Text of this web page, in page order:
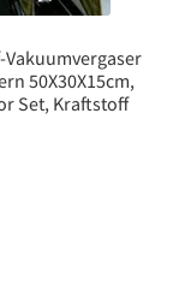
Vakuumvergaser
50X30X15cm,
Set, Kraftstoff